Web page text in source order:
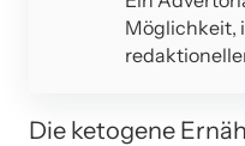
Möglichkeit,
Die ketogene